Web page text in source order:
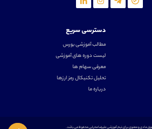
دسترسی سریع
مطالب آموزشی بورس
لیست دوره های آموزشی
معرفی سهام ها
تحلیل تکنیکال رمز ارزها
درباره ما
مادی و معنوی برای تیم آموزشی علیرضا محرابی محفوظ می باشد.